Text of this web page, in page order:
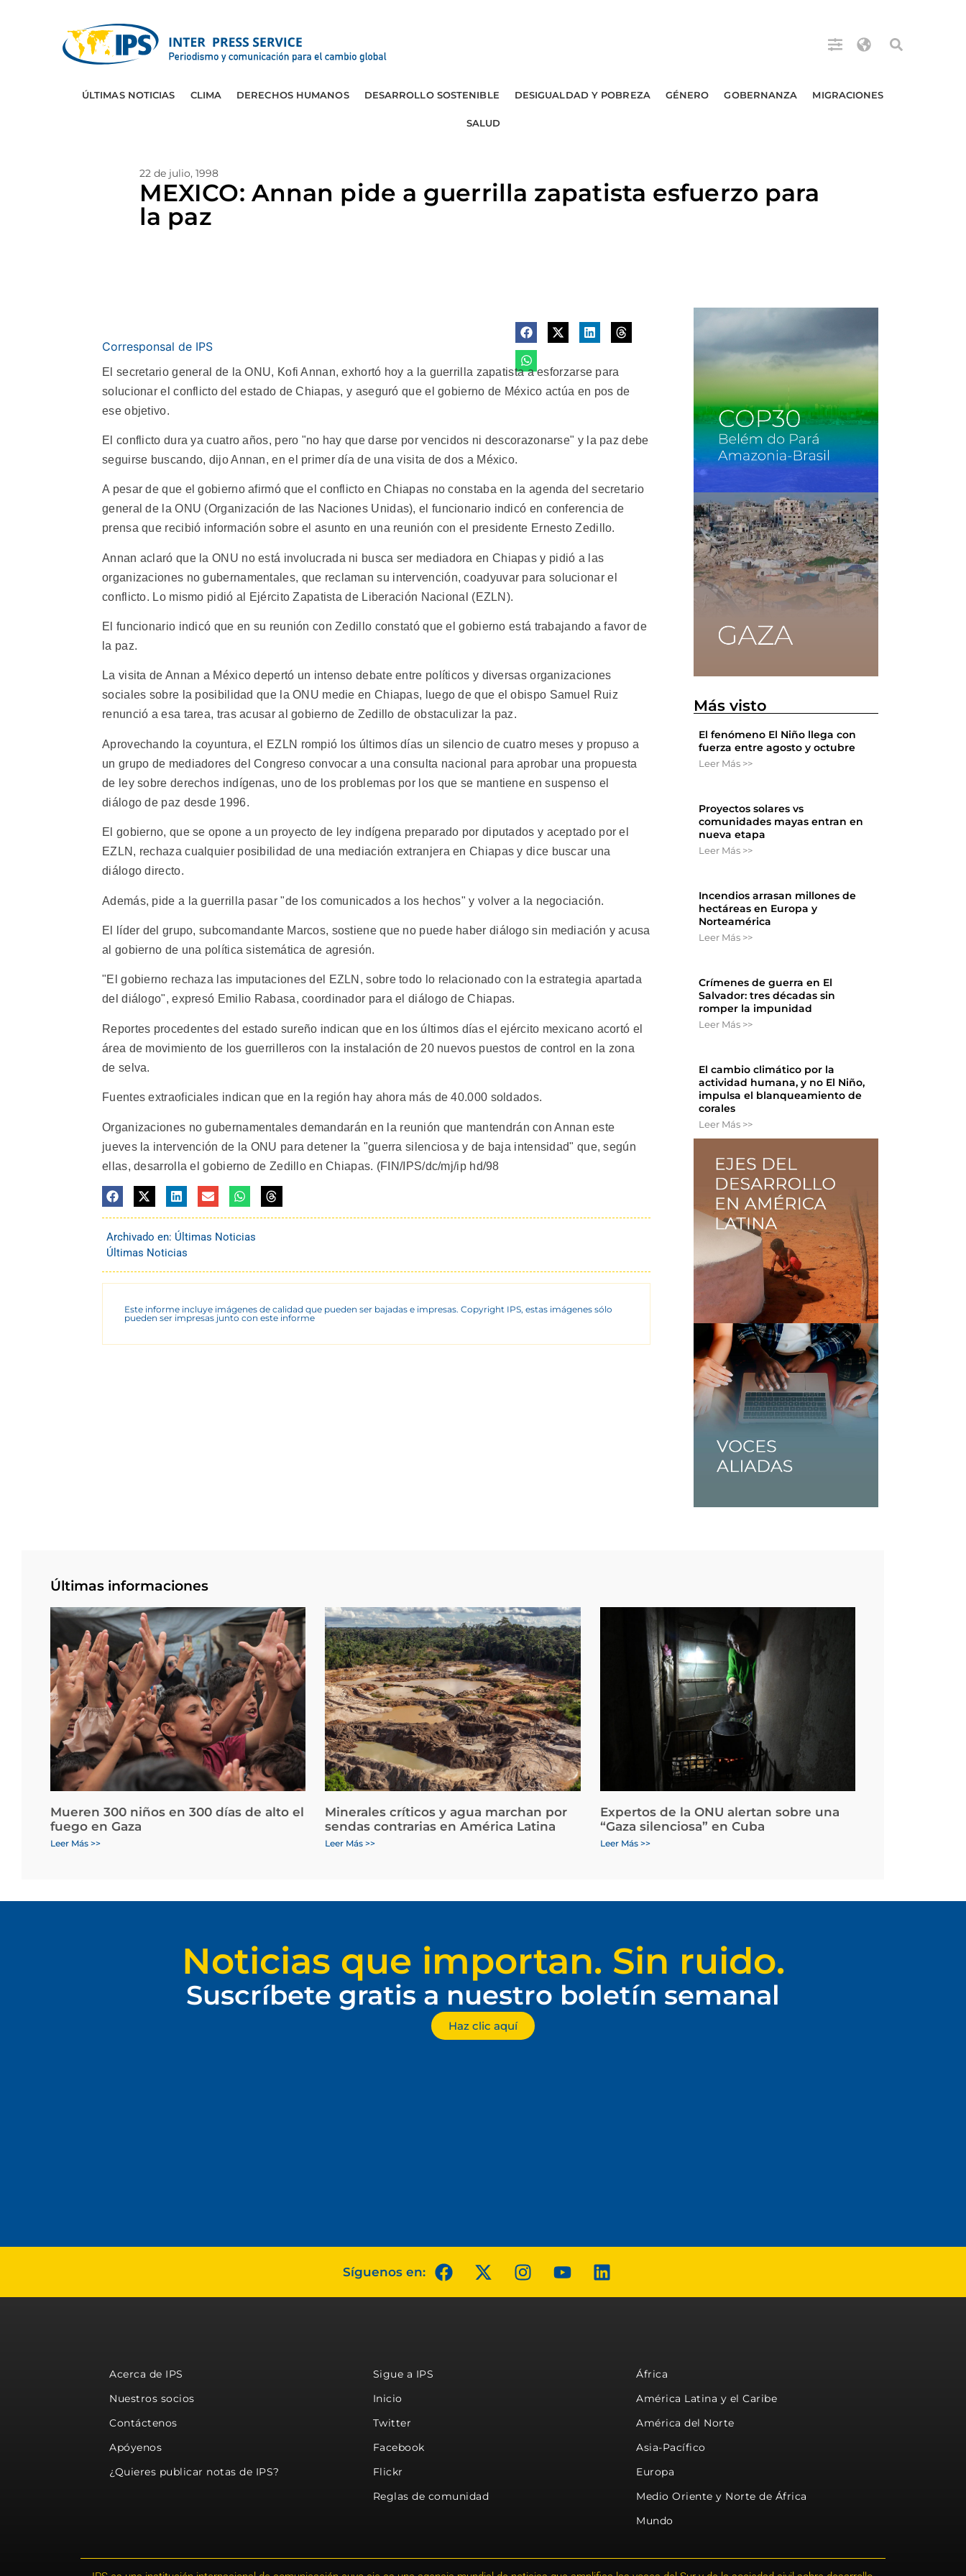
ÚLTIMAS NOTICIAS CLIMA DERECHOS HUMANOS DESARROLLO SOSTENIBLE DESIGUALDAD Y POBREZA GÉNERO GOBERNANZA MIGRACIONES
SALUD
22 de julio, 1998
MEXICO: Annan pide a guerrilla zapatista esfuerzo para
la paz
Corresponsal de IPS
El secretario general de la ONU, Kofi Annan, exhortó hoy a la guerrilla zapatista a esforzarse para
solucionar el conflicto del estado de Chiapas, y aseguró que el gobierno de México actúa en pos de
ese objetivo.
El conflicto dura ya cuatro años, pero "no hay que darse por vencidos ni descorazonarse" y la paz debe
seguirse buscando, dijo Annan, en el primer día de una visita de dos a México.
A pesar de que el gobierno afirmó que el conflicto en Chiapas no constaba en la agenda del secretario
general de la ONU (Organización de las Naciones Unidas), el funcionario indicó en conferencia de
prensa que recibió información sobre el asunto en una reunión con el presidente Ernesto Zedillo.
Annan aclaró que la ONU no está involucrada ni busca ser mediadora en Chiapas y pidió a las
organizaciones no gubernamentales, que reclaman su intervención, coadyuvar para solucionar el
conflicto. Lo mismo pidió al Ejército Zapatista de Liberación Nacional (EZLN).
El funcionario indicó que en su reunión con Zedillo constató que el gobierno está trabajando a favor de
la paz.
La visita de Annan a México depertó un intenso debate entre políticos y diversas organizaciones
sociales sobre la posibilidad que la ONU medie en Chiapas, luego de que el obispo Samuel Ruiz
renunció a esa tarea, tras acusar al gobierno de Zedillo de obstaculizar la paz.
Aprovechando la coyuntura, el EZLN rompió los últimos días un silencio de cuatro meses y propuso a
un grupo de mediadores del Congreso convocar a una consulta nacional para aprobar una propuesta
de ley sobre derechos indígenas, uno de los problemas por los que se mantiene en suspenso el
diálogo de paz desde 1996.
El gobierno, que se opone a un proyecto de ley indígena preparado por diputados y aceptado por el
EZLN, rechaza cualquier posibilidad de una mediación extranjera en Chiapas y dice buscar una
diálogo directo.
Además, pide a la guerrilla pasar "de los comunicados a los hechos" y volver a la negociación.
El líder del grupo, subcomandante Marcos, sostiene que no puede haber diálogo sin mediación y acusa
al gobierno de una política sistemática de agresión.
"El gobierno rechaza las imputaciones del EZLN, sobre todo lo relacionado con la estrategia apartada
del diálogo", expresó Emilio Rabasa, coordinador para el diálogo de Chiapas.
Reportes procedentes del estado sureño indican que en los últimos días el ejército mexicano acortó el
área de movimiento de los guerrilleros con la instalación de 20 nuevos puestos de control en la zona
de selva.
Fuentes extraoficiales indican que en la región hay ahora más de 40.000 soldados.
Organizaciones no gubernamentales demandarán en la reunión que mantendrán con Annan este
jueves la intervención de la ONU para detener la "guerra silenciosa y de baja intensidad" que, según
ellas, desarrolla el gobierno de Zedillo en Chiapas. (FIN/IPS/dc/mj/ip hd/98
Archivado en: Últimas Noticias
Últimas Noticias
Este informe incluye imágenes de calidad que pueden ser bajadas e impresas. Copyright IPS, estas imágenes sólo
pueden ser impresas junto con este informe
Más visto
El fenómeno El Niño llega con
fuerza entre agosto y octubre
Leer Más >>
Proyectos solares vs
comunidades mayas entran en
nueva etapa
Leer Más >>
Incendios arrasan millones de
hectáreas en Europa y
Norteamérica
Leer Más >>
Crímenes de guerra en El
Salvador: tres décadas sin
romper la impunidad
Leer Más >>
El cambio climático por la
actividad humana, y no El Niño,
impulsa el blanqueamiento de
corales
Leer Más >>
Últimas informaciones
Mueren 300 niños en 300 días de alto el
fuego en Gaza
Leer Más >>
Minerales críticos y agua marchan por
sendas contrarias en América Latina
Leer Más >>
Expertos de la ONU alertan sobre una
“Gaza silenciosa” en Cuba
Leer Más >>
Noticias que importan. Sin ruido.
Suscríbete gratis a nuestro boletín semanal
Haz clic aquí
Síguenos en:
Acerca de IPS
Nuestros socios
Contáctenos
Apóyenos
¿Quieres publicar notas de IPS?
Sigue a IPS
Inicio
Twitter
Facebook
Flickr
Reglas de comunidad
África
América Latina y el Caribe
América del Norte
Asia-Pacífico
Europa
Medio Oriente y Norte de África
Mundo